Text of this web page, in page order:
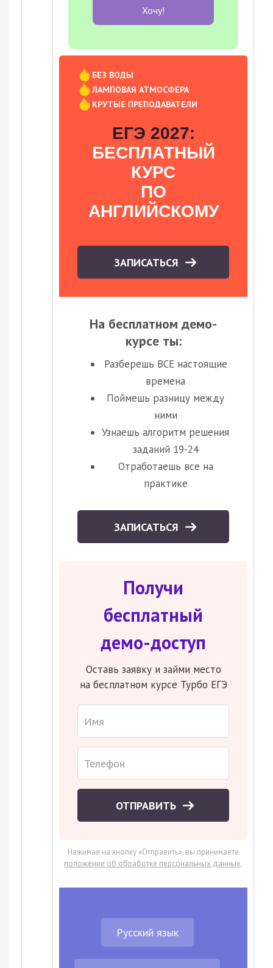
Хочу!
БЕЗ ВОДЫ
ЛАМПОВАЯ АТМОСФЕРА
КРУТЫЕ ПРЕПОДАВАТЕЛИ
ЕГЭ 2027:
БЕСПЛАТНЫЙ
КУРС
ПО
АНГЛИЙСКОМУ
ЗАПИСАТЬСЯ
На бесплатном демо-
курсе ты:
Разберешь ВСЕ настоящие
времена
Поймешь разницу между
ними
Узнаешь алгоритм решения
заданий 19-24
Отработаешь все на
практике
ЗАПИСАТЬСЯ
Получи
бесплатный
демо-доступ
Оставь заявку и займи место
на бесплатном курсе Турбо ЕГЭ
ОТПРАВИТЬ
Нажимая на кнопку «Отправить», вы принимаете
положение об обработке персональных данных.
Русский язык